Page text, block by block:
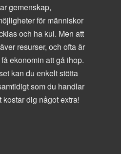
gemenskap,
för människor
och ha kul. Men att
resurser, och ofta är
ekonomin att gå ihop.
kan du enkelt stötta
som du handlar
dig något extra!